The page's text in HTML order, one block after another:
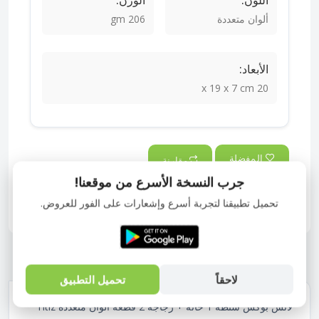
ألوان متعددة 206 gm
الأبعاد:
20 x 19 x 7 cm
المفضلة مقارنة
الوصف
لانش بوكس شنطة 1 خانة + زجاجة 2 قطعة ألوان متعددة Titiz
جرب النسخة الأسرع من موقعنا!
تحميل تطبيقنا لتجربة أسرع وإشعارات على الفور للعروض.
لاحقاً تحميل التطبيق